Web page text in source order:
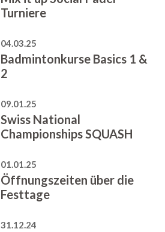
Turniere
04.03.25
Badmintonkurse Basics 1 &
2
09.01.25
Swiss National
Championships SQUASH
01.01.25
Öffnungszeiten über die
Festtage
31.12.24